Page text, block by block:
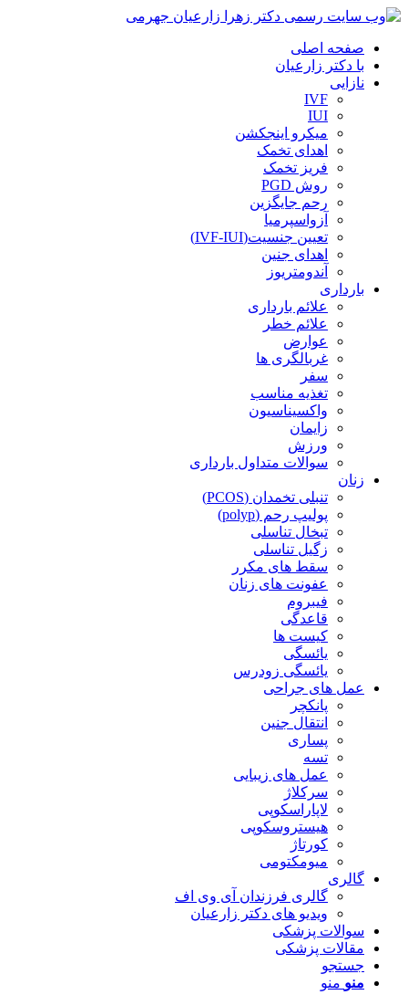
صفحه اصلی
با دکتر زارعیان
نازایی
IVF
IUI
میکرو اینجکشن
اهدای تخمک
فریز تخمک
روش PGD
رحم جایگزین
آزواسپرمیا
تعیین جنسیت(IVF-IUI)
اهدای جنین
آندومتریوز
بارداری
علائم بارداری
علائم خطر
عوارض
غربالگری ها
سفر
تغذیه مناسب
واکسیناسیون
زایمان
ورزش
سوالات متداول بارداری
زنان
تنبلی تخمدان (PCOS)
پولیپ رحم (polyp)
تبخال تناسلی
زگیل تناسلی
سقط های مکرر
عفونت های زنان
فیبروم
قاعدگی
کیست ها
یائسگی
یائسگی زودرس
عمل های جراحی
پانکچر
انتقال جنین
پساری
تسه
عمل های زیبایی
سرکلاژ
لاپاراسکوپی
هیستروسکوپی
کورتاژ
میومکتومی
گالری
گالری فرزندان آی وی اف
ویدیو های دکتر زارعیان
سوالات پزشکی
مقالات پزشکی
جستجو
منو منو